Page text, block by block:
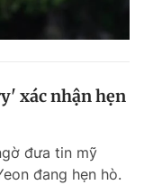
xác nhận hẹn
đưa tin mỹ
đang hẹn hò.